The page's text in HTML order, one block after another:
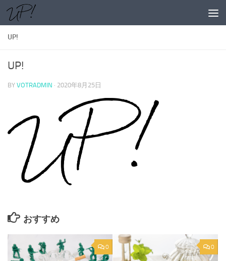
コンテンツへスキップ
UP!
UP!
BY VOTRADMIN · 2020年8月25日
おすすめ
0 0